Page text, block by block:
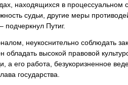
находящихся в процессуальном
судьи, другие меры
подчеркнул Путиг.
неукоснительно соблюдать
высокой правовой
а его работа, безукоризненное
государства.